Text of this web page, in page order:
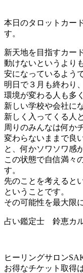
本日のタロットカー
す。
新天地を目指すカー
動けないというより
安になっているよう
明日で３月も終わり
環境が変わる人も多
新しい学校や会社に
新しく入ってくる人
周りのみんなは何か
変わらないままで良
と、何かソワソワ感
この状態で自信満々
す。
先のことを考えると
ということです。
その可能性を最大限
占い鑑定士 鈴恵カ
ヒーリングサロン
お得なチケット取得